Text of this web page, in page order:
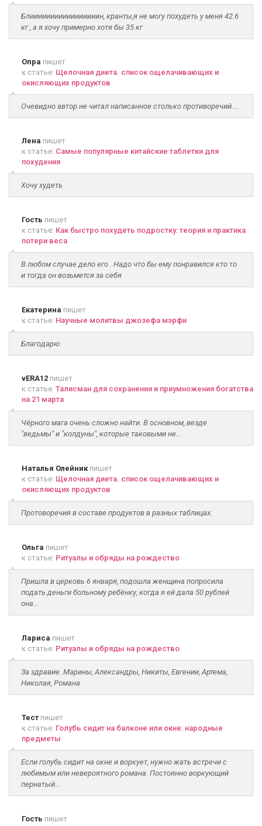
Блииииииииииииииииин, кранты,я не могу похудеть у меня 42.6
кг , а я хочу примерно хотя бы 35 кг
Опра пишет
к статье: Щелочная диета. список ощелачивающих и
окисляющих продуктов
Очевидно автор не читал написанное столько противоречий....
Лена пишет
к статье: Самые популярные китайские таблетки для
похудения
Хочу худеть
Гость пишет
к статье: Как быстро похудеть подростку: теория и практика
потери веса
В любом случае дело его . Надо что бы ему понравился кто то
и тогда он возьмется за себя
Екатерина пишет
к статье: Научные молитвы джозефа мэрфи
Благодарю
vERA12 пишет
к статье: Талисман для сохранения и приумножения богатства
на 21 марта
Чёрного мага очень сложно найти. В основном, везде
"ведьмы" и "колдуны", которые таковыми не...
Наталья Олейникпишет
к статье: Щелочная диета. список ощелачивающих и
окисляющих продуктов
Протоворечия в составе продуктов в разных таблицах.
Ольга пишет
к статье: Ритуалы и обряды на рождество
Пришла в церковь 6 января, подошла женщина попросила
подать деньги больному ребёнку, когда я ей дала 50 рублей
она...
Лариса пишет
к статье: Ритуалы и обряды на рождество
За здравие..Марины, Александры, Никиты, Евгении, Артема,
Николая, Романа
Тест пишет
к статье: Голубь сидит на балконе или окне: народные
предметы
Если голубь сидит на окне и воркует, нужно жать встречи с
любимым или невероятного романа. Постоянно воркующий
пернатый...
Гость пишет